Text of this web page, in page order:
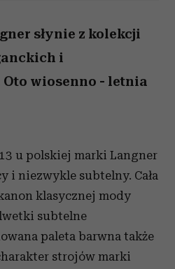
słynie z kolekcji
i
wiosenno - letnia
u polskiej marki Langner
i niezwykle subtelny. Cała
klasycznej mody
subtelne
paleta barwna także
strojów marki